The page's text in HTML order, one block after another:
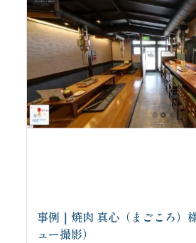
事例｜焼肉 真心（まごころ）
ュー撮影）